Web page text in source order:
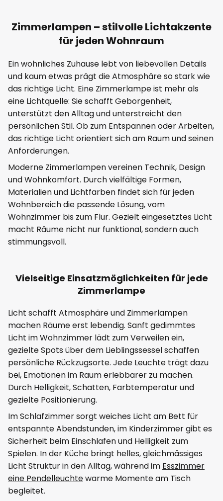
Zimmerlampen – stilvolle Lichtakzente
für jeden Wohnraum
Ein wohnliches Zuhause lebt von liebevollen Details
und kaum etwas prägt die Atmosphäre so stark wie
das richtige Licht. Eine Zimmerlampe ist mehr als
eine Lichtquelle: Sie schafft Geborgenheit,
unterstützt den Alltag und unterstreicht den
persönlichen Stil. Ob zum Entspannen oder Arbeiten,
das richtige Licht orientiert sich am Raum und seinen
Anforderungen.
Moderne Zimmerlampen vereinen Technik, Design
und Wohnkomfort. Durch vielfältige Formen,
Materialien und Lichtfarben findet sich für jeden
Wohnbereich die passende Lösung, vom
Wohnzimmer bis zum Flur. Gezielt eingesetztes Licht
macht Räume nicht nur funktional, sondern auch
stimmungsvoll.
Vielseitige Einsatzmöglichkeiten für jede
Zimmerlampe
Licht schafft Atmosphäre und Zimmerlampen
machen Räume erst lebendig. Sanft gedimmtes
Licht im Wohnzimmer lädt zum Verweilen ein,
gezielte Spots über dem Lieblingssessel schaffen
persönliche Rückzugsorte. Jede Leuchte trägt dazu
bei, Emotionen im Raum erlebbarer zu machen.
Durch Helligkeit, Schatten, Farbtemperatur und
gezielte Positionierung.
Im Schlafzimmer sorgt weiches Licht am Bett für
entspannte Abendstunden, im Kinderzimmer gibt es
Sicherheit beim Einschlafen und Helligkeit zum
Spielen. In der Küche bringt helles, gleichmässiges
Licht Struktur in den Alltag, während im Esszimmer
eine Pendelleuchtewarme Momente am Tisch
begleitet.